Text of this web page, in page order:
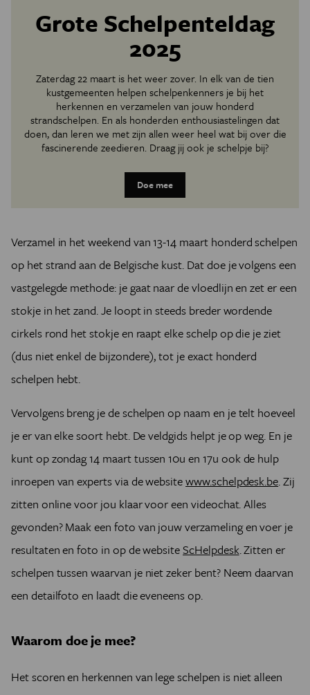
Grote Schelpenteldag
2025
Zaterdag 22 maart is het weer zover. In elk van de tien
kustgemeenten helpen schelpenkenners je bij het
herkennen en verzamelen van jouw honderd
strandschelpen. En als honderden enthousiastelingen dat
doen, dan leren we met zijn allen weer heel wat bij over die
fascinerende zeedieren. Draag jij ook je schelpje bij?
Doe mee
Verzamel in het weekend van 13-14 maart honderd schelpen
op het strand aan de Belgische kust. Dat doe je volgens een
vastgelegde methode: je gaat naar de vloedlijn en zet er een
stokje in het zand. Je loopt in steeds breder wordende
cirkels rond het stokje en raapt elke schelp op die je ziet
(dus niet enkel de bijzondere), tot je exact honderd
schelpen hebt.
Vervolgens breng je de schelpen op naam en je telt hoeveel
je er van elke soort hebt. De veldgids helpt je op weg. En je
kunt op zondag 14 maart tussen 10u en 17u ook de hulp
inroepen van experts via de websitewww.schelpdesk.be. Zij
zitten online voor jou klaar voor een videochat. Alles
gevonden? Maak een foto van jouw verzameling en voer je
resultaten en foto in op de websiteScHelpdesk. Zitten er
schelpen tussen waarvan je niet zeker bent? Neem daarvan
een detailfoto en laadt die eveneens op.
Waarom doe je mee?
Het scoren en herkennen van lege schelpen is niet alleen